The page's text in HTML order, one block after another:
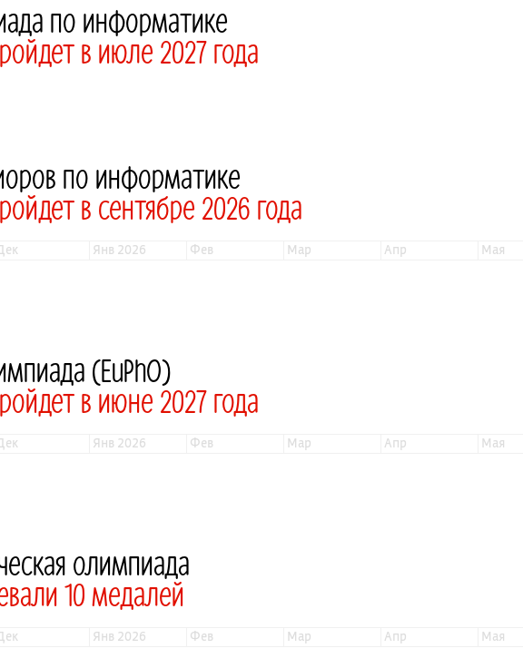
по информатике
в июле 2027 года
по информатике
в сентябре 2026 года
дек янв 2026 фев мар апр мая
(EuPhO)
в июне 2027 года
дек янв 2026 фев мар апр мая
олимпиада
10 медалей
дек янв 2026 фев мар апр мая